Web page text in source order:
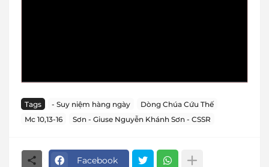
Tags - Suy niệm hàng ngày
Dòng Chúa Cứu Thế
Mc 10,13-16
Sơn - Giuse Nguyễn Khánh Sơn - CSSR
Facebook